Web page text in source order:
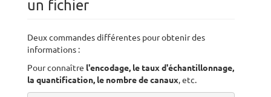
un fichier
Deux commandes différentes pour obtenir des
informations :
Pour connaître l'encodage, le taux d'échantillonnage,
la quantification, le nombre de canaux, etc.